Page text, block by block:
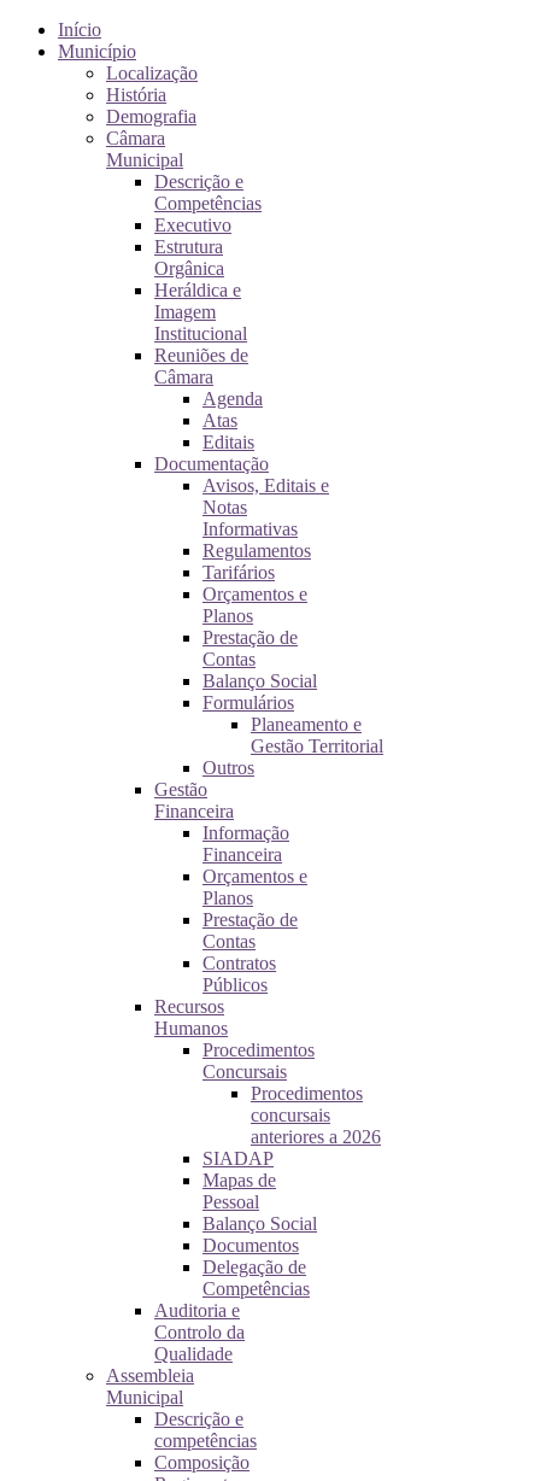
Início
Município
Localização
História
Demografia
Câmara
Municipal
Descrição e
Competências
Executivo
Estrutura
Orgânica
Heráldica e
Imagem
Institucional
Reuniões de
Câmara
Agenda
Atas
Editais
Documentação
Avisos, Editais e
Notas
Informativas
Regulamentos
Tarifários
Orçamentos e
Planos
Prestação de
Contas
Balanço Social
Formulários
Planeamento e
Gestão Territorial
Outros
Gestão
Financeira
Informação
Financeira
Orçamentos e
Planos
Prestação de
Contas
Contratos
Públicos
Recursos
Humanos
Procedimentos
Concursais
Procedimentos
concursais
anteriores a 2026
SIADAP
Mapas de
Pessoal
Balanço Social
Documentos
Delegação de
Competências
Auditoria e
Controlo da
Qualidade
Assembleia
Municipal
Descrição e
competências
Composição